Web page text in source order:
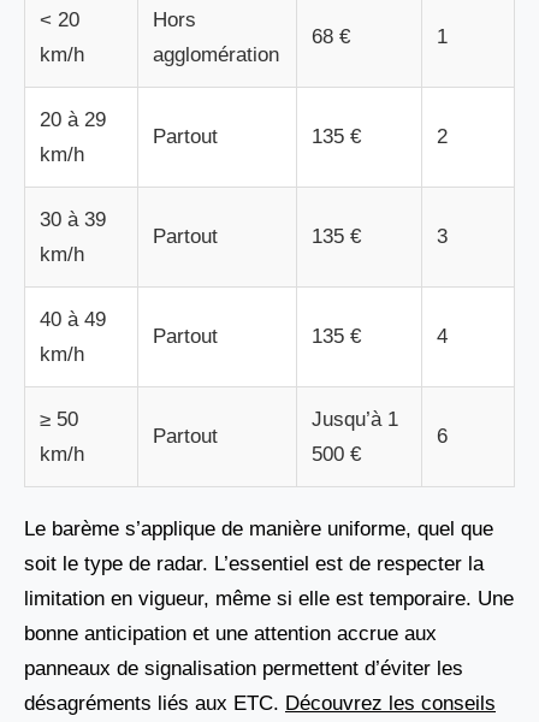
< 20
km/h
Hors
agglomération
68 € 1
20 à 29
km/h
Partout 135 € 2
30 à 39
km/h
Partout 135 € 3
40 à 49
km/h
Partout 135 € 4
≥ 50
km/h
Partout
Jusqu’à 1
500 €
6
Le barème s’applique de manière uniforme, quel que
soit le type de radar. L’essentiel est de respecter la
limitation en vigueur, même si elle est temporaire. Une
bonne anticipation et une attention accrue aux
panneaux de signalisation permettent d’éviter les
désagréments liés aux ETC. Découvrez les conseils